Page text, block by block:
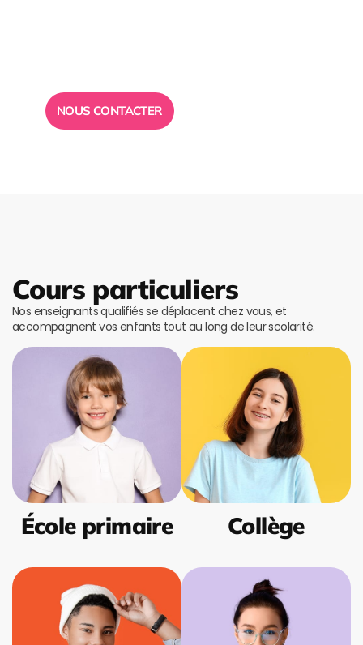
NOUS CONTACTER
Cours particuliers
Nos enseignants qualifiés se déplacent chez vous, et
accompagnent vos enfants tout au long de leur scolarité.
École primaire Collège